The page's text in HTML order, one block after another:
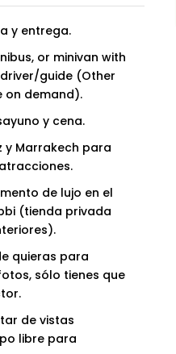
y entrega.
or minivan with
guide (Other
on demand).
y cena.
y Marrakech para
de lujo en el
(tienda privada
quieras para
sólo tienes que
de vistas
libre para